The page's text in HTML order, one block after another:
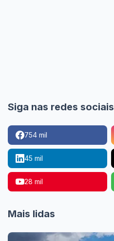
Siga nas redes sociais
754 mil
45 mil
28 mil
Mais lidas